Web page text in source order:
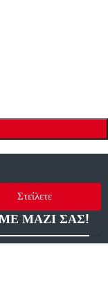
Στείλετε
ΜΑΖΙ ΣΑΣ!